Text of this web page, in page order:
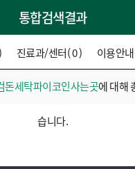
통합검색결과
진료과/센터( 0 ) 이용안
세탁파이코인사는곳에 대해
습니다.